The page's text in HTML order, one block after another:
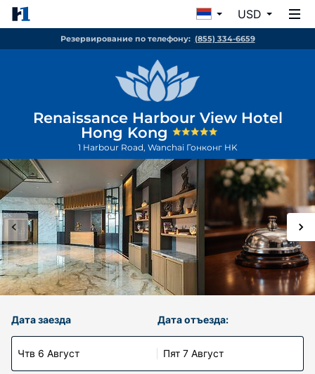
USD
Резервирование по телефону: (855) 334-6659
Renaissance Harbour View Hotel
Hong Kong
1 Harbour Road, Wanchai Гонконг HK
Дата заезда
Чтв 6 Август
Дата отъезда:
Пят 7 Август